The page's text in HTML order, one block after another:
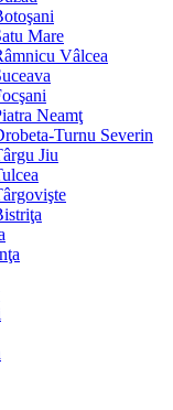
Mare
Vâlcea
Neamţ
Turnu Severin
Jiu